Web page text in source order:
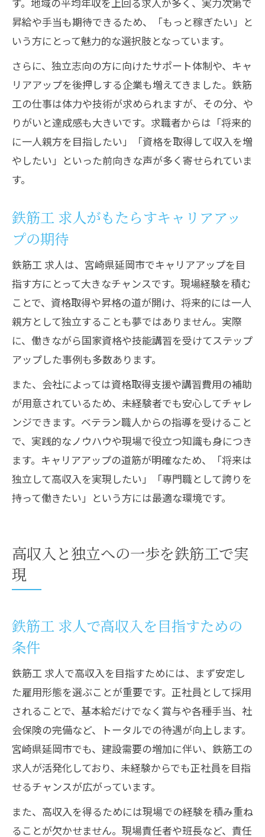
昇給や手当も期待できるため、「もっと稼ぎたい」と
いう方にとって魅力的な選択肢となっています。
さらに、独立志向の方に向けたサポート体制や、キャ
リアアップを後押しする企業も増えてきました。鉄筋
工の仕事は体力や技術が求められますが、その分、や
りがいと達成感も大きいです。求職者からは「将来的
に一人親方を目指したい」「資格を取得して収入を増
やしたい」といった前向きな声が多く寄せられていま
す。
鉄筋工 求人がもたらすキャリアアッ
プの期待
鉄筋工 求人は、宮崎県延岡市でキャリアアップを目
指す方にとって大きなチャンスです。現場経験を積む
ことで、資格取得や昇格の道が開け、将来的には一人
親方として独立することも夢ではありません。実際
に、働きながら国家資格や技能講習を受けてステップ
アップした事例も多数あります。
また、会社によっては資格取得支援や講習費用の補助
が用意されているため、未経験者でも安心してチャレ
ンジできます。ベテラン職人からの指導を受けること
で、実践的なノウハウや現場で役立つ知識も身につき
ます。キャリアアップの道筋が明確なため、「将来は
独立して高収入を実現したい」「専門職として誇りを
持って働きたい」という方には最適な環境です。
高収入と独立への一歩を鉄筋工で実
現
鉄筋工 求人で高収入を目指すための
条件
鉄筋工 求人で高収入を目指すためには、まず安定し
た雇用形態を選ぶことが重要です。正社員として採用
されることで、基本給だけでなく賞与や各種手当、社
会保険の完備など、トータルでの待遇が向上します。
宮崎県延岡市でも、建設需要の増加に伴い、鉄筋工の
求人が活発化しており、未経験からでも正社員を目指
せるチャンスが広がっています。
また、高収入を得るためには現場での経験を積み重ね
ることが欠かせません。現場責任者や班長など、責任